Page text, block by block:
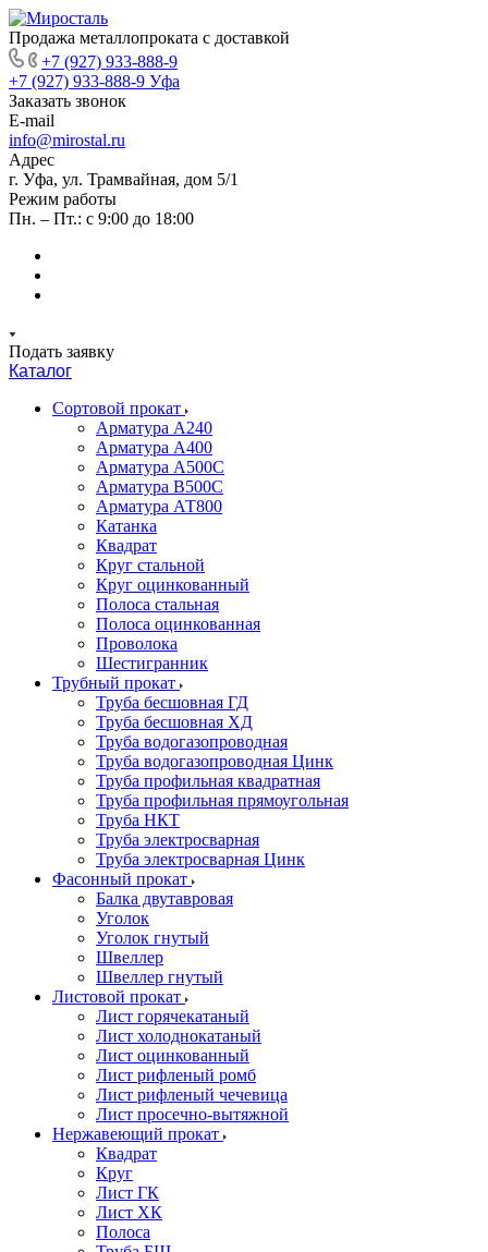
Продажа металлопроката с доставкой
+7 (927) 933-888-9
+7 (927) 933-888-9 Уфа
Заказать звонок
E-mail
info@mirostal.ru
Адрес
г. Уфа, ул. Трамвайная, дом 5/1
Режим работы
Пн. – Пт.: с 9:00 до 18:00
Подать заявку
Каталог
Сортовой прокат
Арматура А240
Арматура А400
Арматура А500C
Арматура В500С
Арматура АТ800
Катанка
Квадрат
Круг стальной
Круг оцинкованный
Полоса стальная
Полоса оцинкованная
Проволока
Шестигранник
Трубный прокат
Труба бесшовная ГД
Труба бесшовная ХД
Труба водогазопроводная
Труба водогазопроводная Цинк
Труба профильная квадратная
Труба профильная прямоугольная
Труба НКТ
Труба электросварная
Труба электросварная Цинк
Фасонный прокат
Балка двутавровая
Уголок
Уголок гнутый
Швеллер
Швеллер гнутый
Листовой прокат
Лист горячекатаный
Лист холоднокатаный
Лист оцинкованный
Лист рифленый ромб
Лист рифленый чечевица
Лист просечно-вытяжной
Нержавеющий прокат
Квадрат
Круг
Лист ГК
Лист ХК
Полоса